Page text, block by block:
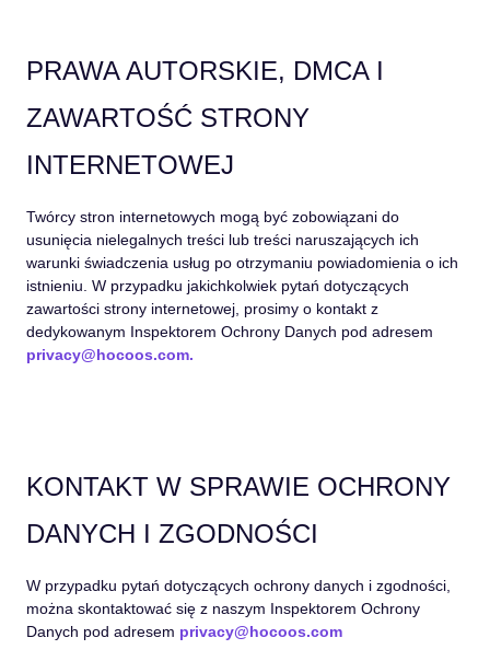
PRAWA AUTORSKIE, DMCA I
ZAWARTOŚĆ STRONY
INTERNETOWEJ
Twórcy stron internetowych mogą być zobowiązani do
usunięcia nielegalnych treści lub treści naruszających ich
warunki świadczenia usług po otrzymaniu powiadomienia o ich
istnieniu. W przypadku jakichkolwiek pytań dotyczących
zawartości strony internetowej, prosimy o kontakt z
dedykowanym Inspektorem Ochrony Danych pod adresem
privacy@hocoos.com.
KONTAKT W SPRAWIE OCHRONY
DANYCH I ZGODNOŚCI
W przypadku pytań dotyczących ochrony danych i zgodności,
można skontaktować się z naszym Inspektorem Ochrony
Danych pod adresem privacy@hocoos.com